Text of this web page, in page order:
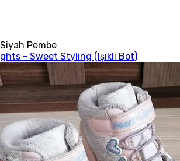
Pembe
- Sweet Styling (Işıklı Bot)